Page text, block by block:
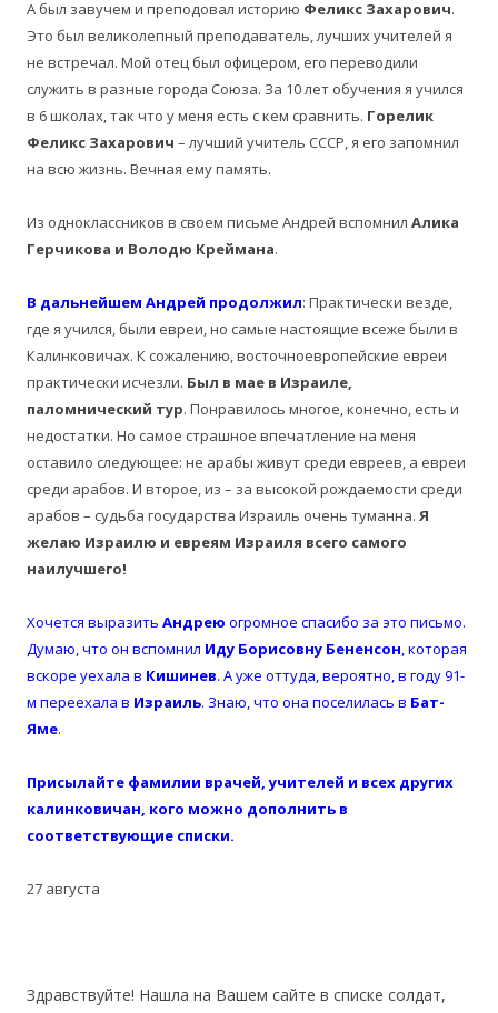
А был завучем и преподовал историю Феликс Захарович.
Это был великолепный преподаватель, лучших учителей я
не встречал. Мой отец был офицером, его переводили
служить в разные города Союза. За 10 лет обучения я учился
в 6 школах, так что у меня есть с кем сравнить. Горелик
Феликс Захарович – лучший учитель СССР, я его запомнил
на всю жизнь. Вечная ему память.
Из одноклассников в своем письме Андрей вспомнил Алика
Герчикова и Володю Креймана.
В дальнейшем Андрей продолжил: Практически везде,
где я учился, были евреи, но самые настоящие всеже были в
Калинковичах. К сожалению, восточноевропейские евреи
практически исчезли. Был в мае в Израиле,
паломнический тур. Понравилось многое, конечно, есть и
недостатки. Но самое страшное впечатление на меня
оставило следующее: не арабы живут среди евреев, а евреи
среди арабов. И второе, из – за высокой рождаемости среди
арабов – судьба государства Израиль очень туманна. Я
желаю Израилю и евреям Израиля всего самого
наилучшего!
Хочется выразить Андрею огромное спасибо за это письмо.
Думаю, что он вспомнил Иду Борисовну Бененсон, которая
вскоре уехала в Кишинев. А уже оттуда, вероятно, в году 91-
м переехала в Израиль. Знаю, что она поселилась в Бат-
Яме.
Присылайте фамилии врачей, учителей и всех других
калинковичан, кого можно дополнить в
соответствующие списки.
27 августа
Здравствуйте! Нашла на Вашем сайте в списке солдат,